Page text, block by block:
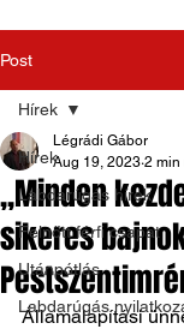
Post
Hírek
Labdarúgás hírek
Felnőtt férfi csapat
Utánpótlás
Labdarúgás
Hírek
„Minden
sikeres
Légrádi Gábor
Aug 19, 2023 2 min
Államalapítási